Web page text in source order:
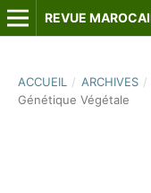
ACCUEIL / ARCHIVES /
Génétique Végétale